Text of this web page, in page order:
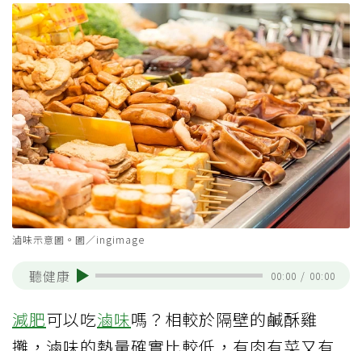
滷味示意圖。圖／ingimage
聽健康 00:00 / 00:00
減肥可以吃滷味嗎？相較於隔壁的鹹酥雞